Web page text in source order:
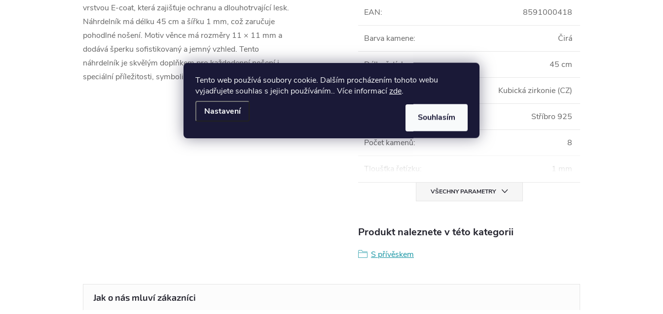
Tento web používá soubory cookie. Dalším procházením tohoto webu
vyjadřujete souhlas s jejich používáním.. Více informacízde.
Nastavení
Souhlasím
vrstvou E-coat, která zajišťuje ochranu a dlouhotrvající lesk.
Náhrdelník má délku 45 cm a šířku 1 mm, což zaručuje
pohodlné nošení. Motiv věnce má rozměry 11 × 11 mm a
dodává šperku sofistikovaný a jemný vzhled. Tento
náhrdelník je skvělým doplňkem pro každodenní nošení i
speciální příležitosti, symbolizující krásu a eleganci.
EAN: 8591000418
Barva kamene: Čirá
Délka řetízku: 45 cm
Kámen: Kubická zirkonie (CZ)
Stříbro 925
Počet kamenů: 8
Tloušťka řetízku : 1 mm
VŠECHNY PARAMETRY
Produkt naleznete v této kategorii
S přívěskem